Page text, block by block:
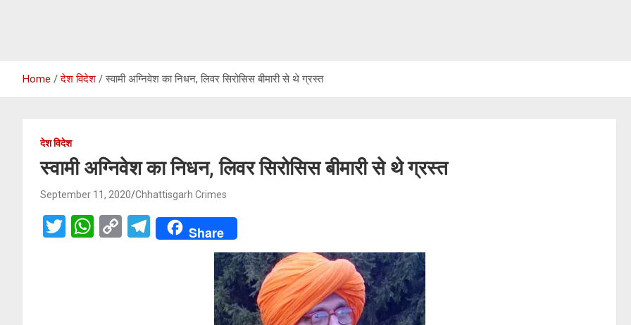
Home देश विदेश स्वामी अग्निवेश का निधन, लिवर सिरोसिस बीमारी से थे ग्रस्त
देश विदेश
स्वामी अग्निवेश का निधन, लिवर सिरोसिस बीमारी से थे ग्रस्त
September 11, 2020 Chhattisgarh Crimes
T
W C
T
el
Share